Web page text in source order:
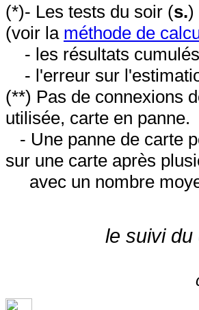
(*)- Les tests du soir (s.)
(voir la méthode de
- les résultats
- l'erreur sur
(**) Pas de connexions
utilisée, carte en panne.
- Une panne de carte
sur une carte après
avec un nombre
le suivi